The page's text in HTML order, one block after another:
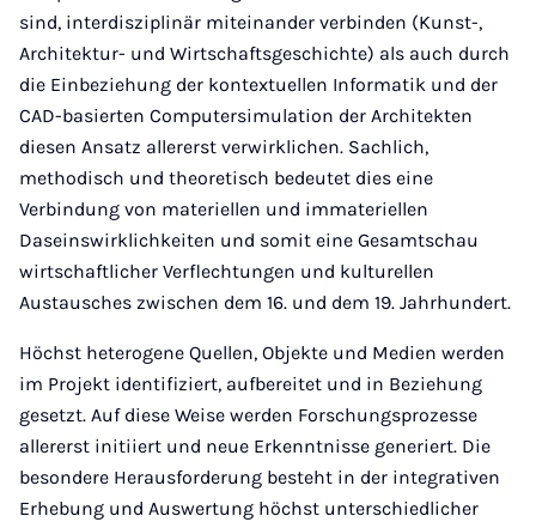
sind, interdisziplinär miteinander verbinden (Kunst-,
Architektur- und Wirtschaftsgeschichte) als auch durch
die Einbeziehung der kontextuellen Informatik und der
CAD-basierten Computersimulation der Architekten
diesen Ansatz allererst verwirklichen. Sachlich,
methodisch und theoretisch bedeutet dies eine
Verbindung von materiellen und immateriellen
Daseinswirklichkeiten und somit eine Gesamtschau
wirtschaftlicher Verflechtungen und kulturellen
Austausches zwischen dem 16. und dem 19. Jahrhundert.
Höchst heterogene Quellen, Objekte und Medien werden
im Projekt identifiziert, aufbereitet und in Beziehung
gesetzt. Auf diese Weise werden Forschungsprozesse
allererst initiiert und neue Erkenntnisse generiert. Die
besondere Herausforderung besteht in der integrativen
Erhebung und Auswertung höchst unterschiedlicher